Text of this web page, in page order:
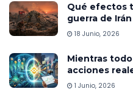
Qué efectos
guerra de Irán
18 Junio, 2026
Mientras
acciones
1 Junio, 2026